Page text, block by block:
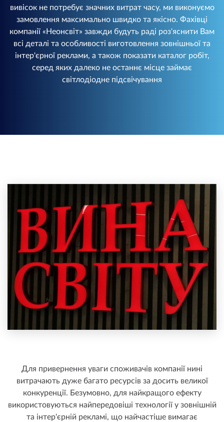
вивісок не потребує значних витрат часу, ми виконуємо
замовлення максимально швидко та якісно. Фахівці
компанії «Неонсвіт» завжди будуть раді роз'яснити Вам
всі деталі та особливості виготовлення зовнішньої та
інтер'єрної реклами, а також показати каталог робіт,
серед яких далеко не останнє місце займає
світлодіодне підсвічування
Для привернення уваги споживачів компанії нині
витрачають дуже багато ресурсів за досить великої
конкуренції. Безумовно, для найкращого ефекту
використовуються найпередовіші технології у зовнішній
та інтер'єрній рекламі, що найчастіше вимагає